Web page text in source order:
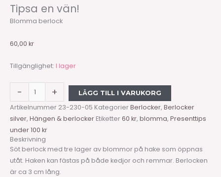
Tipsa en vän!
Blomma berlock
60,00 kr
Tillgänglighet: I lager
- + LÄGG TILL I VARUKORG
Artikelnummer 23-230-05 KategorierBerlocker, Berlocker
silver, Hängen & berlocker Etiketter60 kr, blomma, Presenttips
under 100 kr
Beskrivning
Söt berlock med tre lager av blommor på hake som öppnas
utåt. Haken kan fästas på både kedjor och remmar. Berlocken
är ca 3 cm lång.